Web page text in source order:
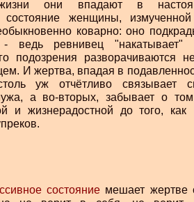
они впадают в
состояние женщины,
коварно: оно
- ведь ревнивец
подозрения разворачиваются
И жертва, впадая в
уж отчётливо связывает
а во-вторых, забывает о
и жизнерадостной до того, как
состояние мешает жертве